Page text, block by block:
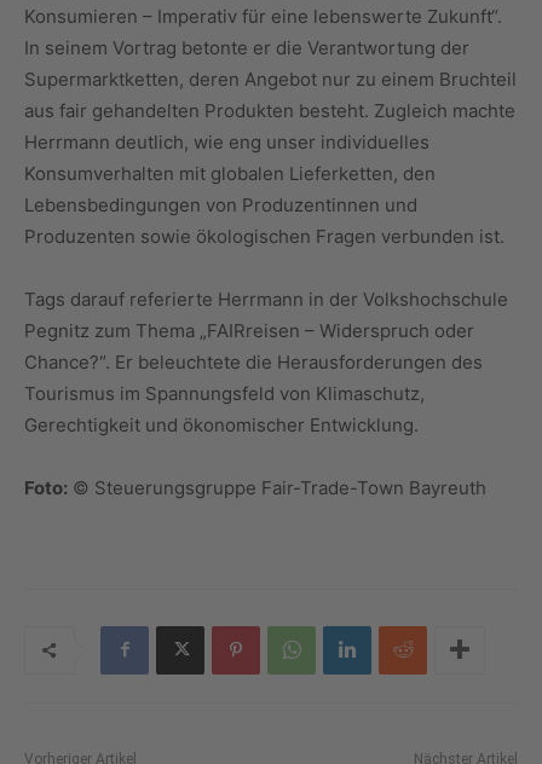
Konsumieren – Imperativ für eine lebenswerte Zukunft“.
In seinem Vortrag betonte er die Verantwortung der
Supermarktketten, deren Angebot nur zu einem Bruchteil
aus fair gehandelten Produkten besteht. Zugleich machte
Herrmann deutlich, wie eng unser individuelles
Konsumverhalten mit globalen Lieferketten, den
Lebensbedingungen von Produzentinnen und
Produzenten sowie ökologischen Fragen verbunden ist.
Tags darauf referierte Herrmann in der Volkshochschule
Pegnitz zum Thema „FAIRreisen – Widerspruch oder
Chance?“. Er beleuchtete die Herausforderungen des
Tourismus im Spannungsfeld von Klimaschutz,
Gerechtigkeit und ökonomischer Entwicklung.
Foto: © Steuerungsgruppe Fair-Trade-Town Bayreuth
Vorheriger Artikel Nächster Artikel